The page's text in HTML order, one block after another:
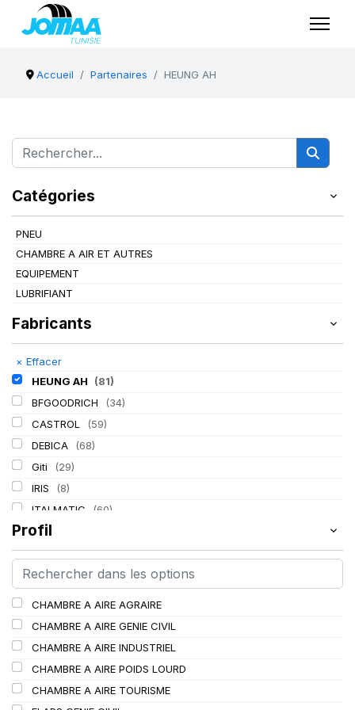
Accueil Partenaires HEUNG AH
Catégories
PNEU
CHAMBRE A AIR ET AUTRES
EQUIPEMENT
LUBRIFIANT
Fabricants
× Effacer
HEUNG AH
(81)
BFGOODRICH
(34)
CASTROL
(59)
DEBICA
(68)
Giti
(29)
IRIS
(8)
ITALMATIC
(60)
KLEBER
LASSA (174)
LING LONG
(152)
Profil
CHAMBRE A AIRE AGRAIRE
CHAMBRE A AIRE GENIE CIVIL
CHAMBRE A AIRE INDUSTRIEL
CHAMBRE A AIRE POIDS LOURD
CHAMBRE A AIRE TOURISME